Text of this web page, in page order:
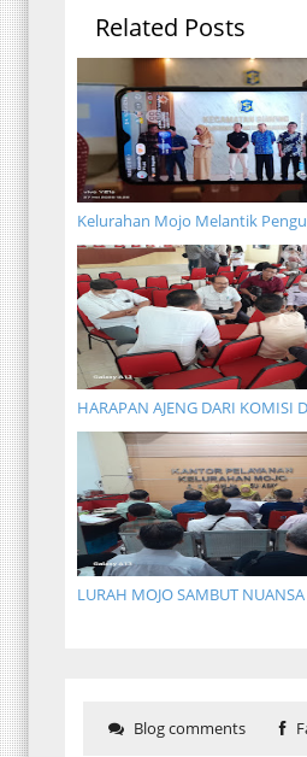
Related Posts
Kelurahan Mojo Melantik
HARAPAN AJENG DARI KOMISI
LURAH MOJO SAMBUT
Blog comments